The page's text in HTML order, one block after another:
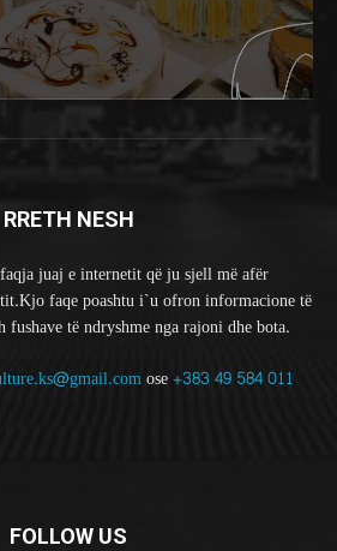
RRETH NESH
juaj e internetit që ju sjell më afër
faqe poashtu i`u ofron informacione të
fushave të ndryshme nga rajoni dhe bota.
ose+383 49 584 011
FOLLOW US